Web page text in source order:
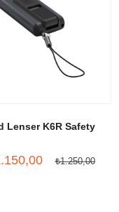
Lenser K6R Safety
₺1.250,00